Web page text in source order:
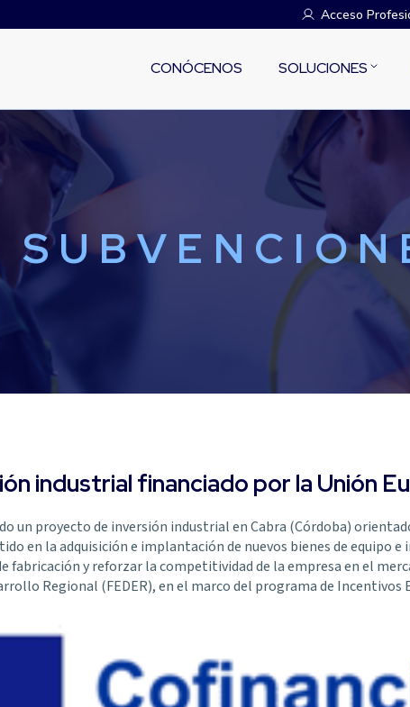
Acceso
CONÓCENOS SOLUCIONES
industrial financiado por la Unión
un proyecto de inversión industrial en Cabra (Córdoba)
en la adquisición e implantación de nuevos bienes de equipo
fabricación y reforzar la competitividad de la empresa en el
Regional (FEDER), en el marco del programa de